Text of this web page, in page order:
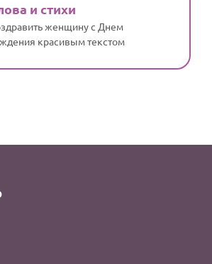
и стихи
женщину с Днем
красивым текстом